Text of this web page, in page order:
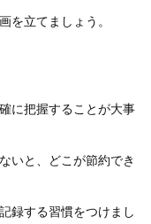
を立てましょう。
に把握することが大事
いと、どこが節約でき
録する習慣をつけまし